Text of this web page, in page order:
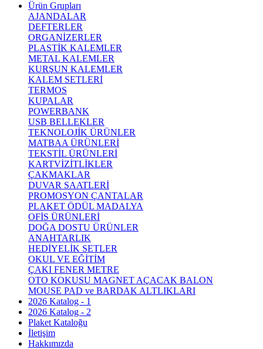
Ürün Grupları
AJANDALAR
DEFTERLER
ORGANİZERLER
PLASTİK KALEMLER
METAL KALEMLER
KURŞUN KALEMLER
KALEM SETLERİ
TERMOS
KUPALAR
POWERBANK
USB BELLEKLER
TEKNOLOJİK ÜRÜNLER
MATBAA ÜRÜNLERİ
TEKSTİL ÜRÜNLERİ
KARTVİZİTLİKLER
ÇAKMAKLAR
DUVAR SAATLERİ
PROMOSYON ÇANTALAR
PLAKET ÖDÜL MADALYA
OFİS ÜRÜNLERİ
DOĞA DOSTU ÜRÜNLER
ANAHTARLIK
HEDİYELİK SETLER
OKUL VE EĞİTİM
ÇAKI FENER METRE
OTO KOKUSU MAGNET AÇACAK BALON
MOUSE PAD ve BARDAK ALTLIKLARI
2026 Katalog - 1
2026 Katalog - 2
Plaket Kataloğu
İletişim
Hakkımızda